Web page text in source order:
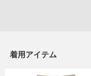
着用アイテム